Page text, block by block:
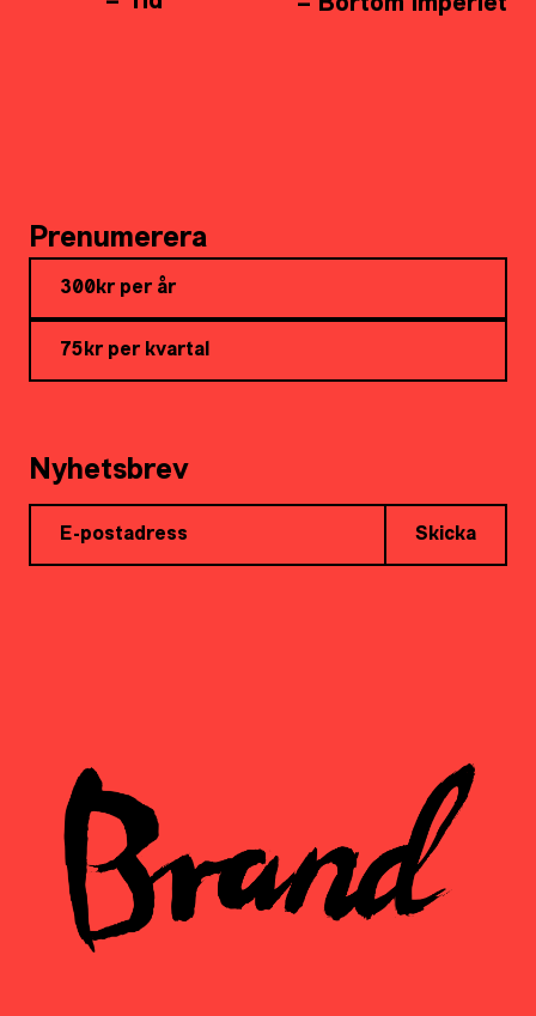
– Bortom imperiet
Prenumerera
300kr per år
75kr per kvartal
Nyhetsbrev
Skicka